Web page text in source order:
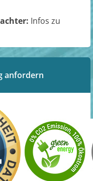
Infos zu
anfordern